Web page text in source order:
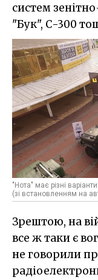
систем
"Бук", С-300
"Нота" має різні
(зі встановленням на
Зрештою, на
все ж таки є
не говорили